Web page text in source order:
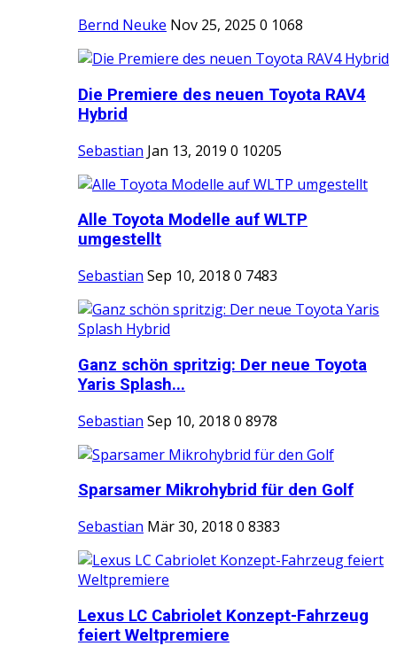
Bernd Neuke Nov 25, 2025 0 1068
Die Premiere des neuen Toyota RAV4
Hybrid
Sebastian Jan 13, 2019 0 10205
Alle Toyota Modelle auf WLTP
umgestellt
Sebastian Sep 10, 2018 0 7483
Ganz schön spritzig: Der neue Toyota
Yaris Splash...
Sebastian Sep 10, 2018 0 8978
Sparsamer Mikrohybrid für den Golf
Sebastian Mär 30, 2018 0 8383
Lexus LC Cabriolet Konzept-Fahrzeug
feiert Weltpremiere